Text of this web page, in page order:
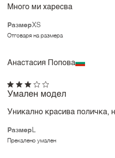
РазмерXS
Отговаря на размера
Много ми харесва
Анастасия Попова
Размер L
Прекалено умален
Умален модел
Уникално красива поличка,